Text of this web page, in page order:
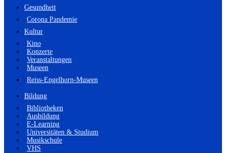
Gesundheit
Corona Pandemie
Kultur
Kino
Konzerte
Veranstaltungen
Museen
Reiss-Engelhorn-Museen
Bildung
Bibliotheken
Ausbildung
E-Learning
Universitäten & Studium
Musikschule
VHS